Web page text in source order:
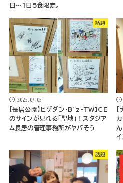
日～1日5食限定。
話題
2025.07.05
【長居公園】ヒゲダン・B’z・TWICE
のサインが見れる「聖地」！スタジア
ム長居の管理事務所がヤバそう
話題